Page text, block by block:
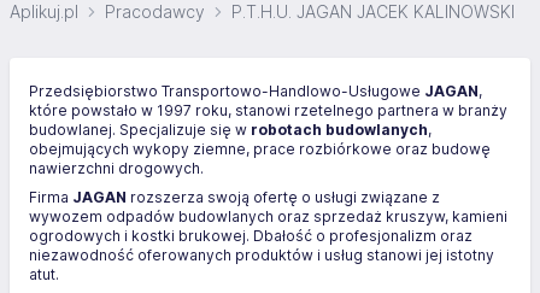
Aplikuj.pl Pracodawcy P.T.H.U. JAGAN JACEK KALINOWSKI
Przedsiębiorstwo Transportowo-Handlowo-Usługowe JAGAN,
które powstało w 1997 roku, stanowi rzetelnego partnera w branży
budowlanej. Specjalizuje się w robotach budowlanych,
obejmujących wykopy ziemne, prace rozbiórkowe oraz budowę
nawierzchni drogowych.
Firma JAGAN rozszerza swoją ofertę o usługi związane z
wywozem odpadów budowlanych oraz sprzedaż kruszyw, kamieni
ogrodowych i kostki brukowej. Dbałość o profesjonalizm oraz
niezawodność oferowanych produktów i usług stanowi jej istotny
atut.